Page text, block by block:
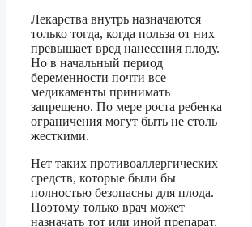
Лекарства внутрь назначаются
только тогда, когда польза от них
превышает вред нанесения плоду.
Но в начальный период
беременности почти все
медикаменты принимать
запрещено. По мере роста ребенка
ограничения могут быть не столь
жесткими.
Нет таких противоаллергических
средств, которые были бы
полностью безопасны для плода.
Поэтому только врач может
назначать тот или иной препарат.